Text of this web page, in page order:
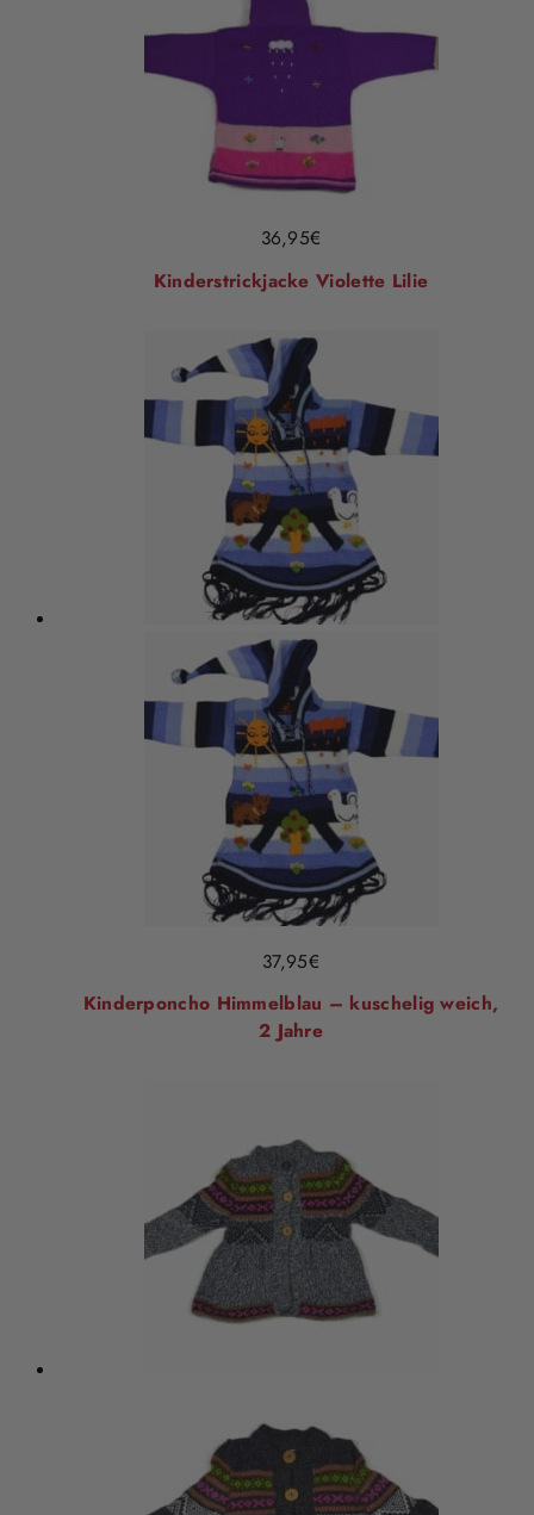
36,95€
Kinderstrickjacke Violette Lilie
37,95€
Kinderponcho Himmelblau – kuschelig weich,
2 Jahre